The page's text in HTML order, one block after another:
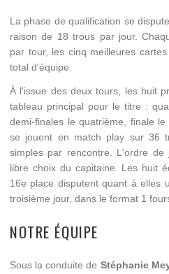
La phase de qualification se
raison de 18 trous par jour.
par tour, les cinq meilleures
total d'équipe.
À l'issue des deux tours, les huit
tableau principal pour le titre :
demi-finales le quatrième, finale
se jouent en match play sur 36
simples par rencontre. L'ordre
libre choix du capitaine. Les huit
16e place disputent quant à elles
troisième jour, dans le format 1
NOTRE ÉQUIPE
Sous la conduite de Stéphanie